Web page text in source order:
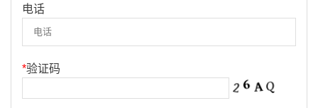
电话
*验证码